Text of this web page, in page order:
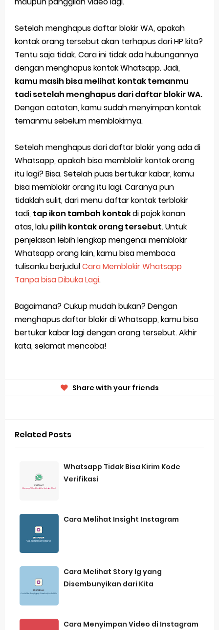
Setelah menghapus daftar blokir WA, apakah
kontak orang tersebut akan terhapus dari HP kita?
Tentu saja tidak. Cara ini tidak ada hubungannya
dengan menghapus kontak Whatsapp. Jadi,
kamu masih bisa melihat kontak temanmu
tadi setelah menghapus dari daftar blokir WA.
Dengan catatan, kamu sudah menyimpan kontak
temanmu sebelum memblokirnya.
Setelah menghapus dari daftar blokir yang ada di
Whatsapp, apakah bisa memblokir kontak orang
itu lagi? Bisa. Setelah puas bertukar kabar, kamu
bisa memblokir orang itu lagi. Caranya pun
tidaklah sulit, dari menu daftar kontak terblokir
tadi, tap ikon tambah kontakdi pojok kanan
atas, lalu pilih kontak orang tersebut. Untuk
penjelasan lebih lengkap mengenai memblokir
Whatsapp orang lain, kamu bisa membaca
tulisanku berjudulCara Memblokir Whatsapp
Tanpa bisa Dibuka Lagi.
Bagaimana? Cukup mudah bukan? Dengan
menghapus daftar blokir di Whatsapp, kamu bisa
bertukar kabar lagi dengan orang tersebut. Akhir
kata, selamat mencoba!
Share with your friends
Related Posts
Whatsapp Tidak Bisa Kirim Kode
Verifikasi
Cara Melihat Insight Instagram
Cara Melihat Story Ig yang
Disembunyikan dari Kita
Cara Menyimpan Video di Instagram